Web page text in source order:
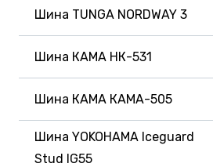
Шина TUNGA NORDWAY 3
Шина КАМА НК-531
Шина КАМА КАМА-505
Шина YOKOHAMA Iceguard
Stud IG55